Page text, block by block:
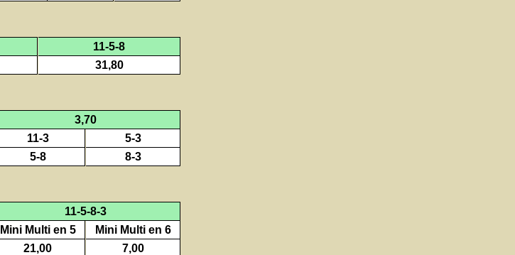
11-5-8
31,80
3,70
11-3
5-3
5-8 8-3
11-5-8-3
Mini Multi en 5
Mini Multi en 6
21,00 7,00